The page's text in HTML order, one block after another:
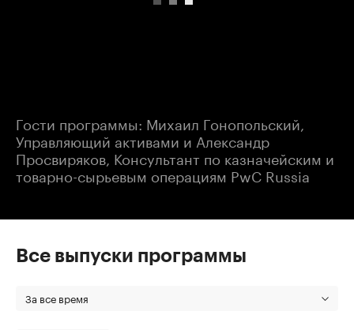
Гости программы: Михаил Гонопольский,
Управляющий активами и Александр
Просвиряков, Консультант по казначейским и
товарно-сырьевым операциям PwC Russia
Все выпуски программы
За все время